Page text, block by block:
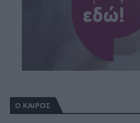
Ο ΚΑΙΡΟΣ